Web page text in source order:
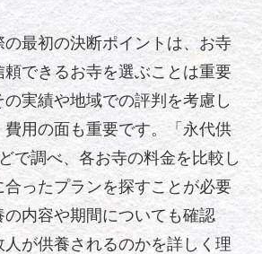
の最初の決断ポイントは、お寺
できるお寺を選ぶことは重要
実績や地域での評判を考慮し
用の面も重要です。「永代供
で調べ、各お寺の料金を比較し
合ったプランを探すことが必要
内容や期間についても確認
が供養されるのかを詳しく理